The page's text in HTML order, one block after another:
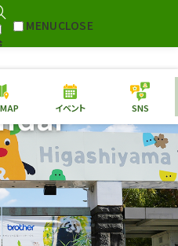
MENUCLOSE
本日の開園情報 チケ
園内MAP イベント
総合案内
動物園 植物園
イベント SNS